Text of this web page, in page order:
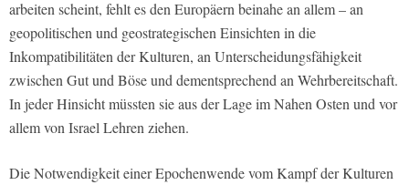
arbeiten scheint, fehlt es den Europäern beinahe an allem – an
geopolitischen und geostrategischen Einsichten in die
Inkompatibilitäten der Kulturen, an Unterscheidungsfähigkeit
zwischen Gut und Böse und dementsprechend an Wehrbereitschaft.
In jeder Hinsicht müssten sie aus der Lage im Nahen Osten und vor
allem von Israel Lehren ziehen.
Die Notwendigkeit einer Epochenwende vom Kampf der Kulturen